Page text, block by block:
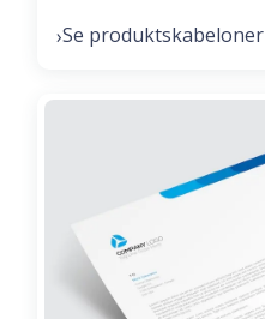
›Se produktskabeloner